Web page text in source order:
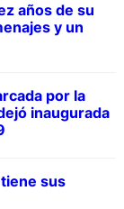
años de su
y un
por la
inaugurada
sus